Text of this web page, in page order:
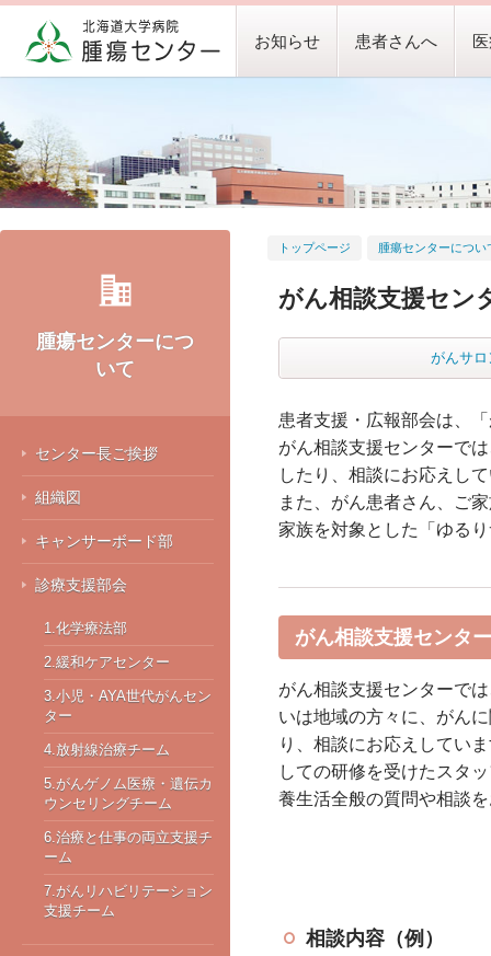
お知らせ 患者さんへ
腫瘍センターにつ
いて
センター長ご挨拶
組織図
キャンサーボード部
診療支援部会
1.化学療法部
2.緩和ケアセンター
3.小児・AYA世代がんセン
ター
4.放射線治療チーム
5.がんゲノム医療・遺伝カ
ウンセリングチーム
6.治療と仕事の両立支援チ
ーム
7.がんリハビリテーション
支援チーム
トップページ 腫瘍センターについ
がん相談支援セン
がんサロ
患者支援・広報部会は、
がん相談支援センターで
したり、相談にお応えし
また、がん患者さん、ご
家族を対象とした「ゆる
がん相談支援センター
がん相談支援センターで
いは地域の方々に、がん
り、相談にお応えしてい
しての研修を受けたスタ
養生活全般の質問や相談
相談内容（例）